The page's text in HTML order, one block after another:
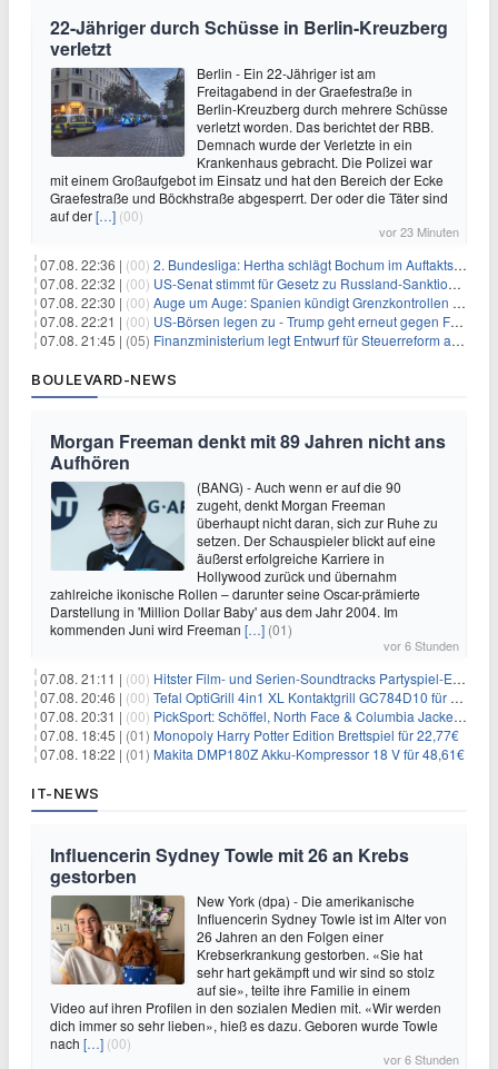
22-Jähriger durch Schüsse in Berlin-Kreuzberg
verletzt
Berlin - Ein 22-Jähriger ist am
Freitagabend in der Graefestraße in
Berlin-Kreuzberg durch mehrere Schüsse
verletzt worden. Das berichtet der RBB.
Demnach wurde der Verletzte in ein
Krankenhaus gebracht. Die Polizei war
mit einem Großaufgebot im Einsatz und hat den Bereich der Ecke
Graefestraße und Böckhstraße abgesperrt. Der oder die Täter sind
auf der[…] (00)
vor 23 Minuten
07.08. 22:36 | (00) 2. Bundesliga: Hertha schlägt Bochum im Auftaktspiel
07.08. 22:32 | (00) US-Senat stimmt für Gesetz zu Russland-Sanktionen
07.08. 22:30 | (00) Auge um Auge: Spanien kündigt Grenzkontrollen zu Italien an
07.08. 22:21 | (00) US-Börsen legen zu - Trump geht erneut gegen Fed-Gouverneurin vor
07.08. 21:45 | (05) Finanzministerium legt Entwurf für Steuerreform ab 2027 vor
BOULEVARD-NEWS
Morgan Freeman denkt mit 89 Jahren nicht ans
Aufhören
(BANG) - Auch wenn er auf die 90
zugeht, denkt Morgan Freeman
überhaupt nicht daran, sich zur Ruhe zu
setzen. Der Schauspieler blickt auf eine
äußerst erfolgreiche Karriere in
Hollywood zurück und übernahm
zahlreiche ikonische Rollen – darunter seine Oscar-prämierte
Darstellung in 'Million Dollar Baby' aus dem Jahr 2004. Im
kommenden Juni wird Freeman […] (01)
vor 6 Stunden
07.08. 21:11 | (00) Hitster Film- und Serien-Soundtracks Partyspiel-Erweiterung für 6,99€
07.08. 20:46 | (00) Tefal OptiGrill 4in1 XL Kontaktgrill GC784D10 für 239,99€
07.08. 20:31 | (00) PickSport: Schöffel, North Face & Columbia Jacken ab 39,60€
07.08. 18:45 | (01) Monopoly Harry Potter Edition Brettspiel für 22,77€
07.08. 18:22 | (01) Makita DMP180Z Akku-Kompressor 18 V für 48,61€
IT-NEWS
Influencerin Sydney Towle mit 26 an Krebs
gestorben
New York (dpa) - Die amerikanische
Influencerin Sydney Towle ist im Alter von
26 Jahren an den Folgen einer
Krebserkrankung gestorben. «Sie hat
sehr hart gekämpft und wir sind so stolz
auf sie», teilte ihre Familie in einem
Video auf ihren Profilen in den sozialen Medien mit. «Wir werden
dich immer so sehr lieben», hieß es dazu. Geboren wurde Towle
nach […] (00)
vor 6 Stunden